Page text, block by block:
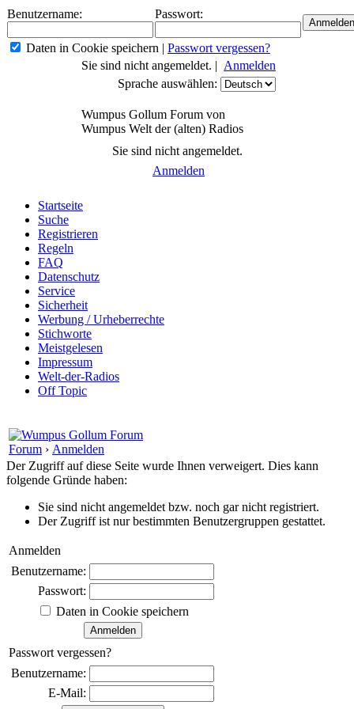
Benutzername: Passwort:
Daten in Cookie speichern | Passwort vergessen?
Sie sind nicht angemeldet. | Anmelden
Sprache auswählen:
Wumpus Gollum Forum von
Wumpus Welt der (alten) Radios
Sie sind nicht angemeldet.
Anmelden
Startseite
Suche
Registrieren
Regeln
FAQ
Datenschutz
Service
Sicherheit
Werbung / Urheberrechte
Stichworte
Meistgelesen
Impressum
Welt-der-Radios
Off Topic
Forum › Anmelden
Der Zugriff auf diese Seite wurde Ihnen verweigert. Dies kann
folgende Gründe haben:
Sie sind nicht angemeldet bzw. noch gar nicht registriert.
Der Zugriff ist nur bestimmten Benutzergruppen gestattet.
Anmelden
Benutzername:
Passwort:
Daten in Cookie speichern
Passwort vergessen?
Benutzername:
E-Mail: